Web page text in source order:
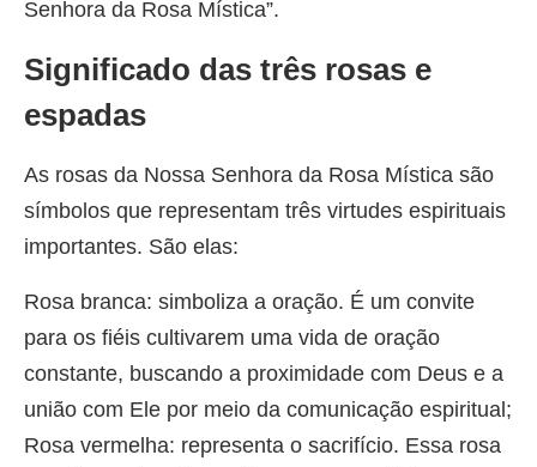
Senhora da Rosa Mística”.
Significado das três rosas e
espadas
As rosas da Nossa Senhora da Rosa Mística são
símbolos que representam três virtudes espirituais
importantes. São elas:
Rosa branca: simboliza a oração. É um convite
para os fiéis cultivarem uma vida de oração
constante, buscando a proximidade com Deus e a
união com Ele por meio da comunicação espiritual;
Rosa vermelha: representa o sacrifício. Essa rosa